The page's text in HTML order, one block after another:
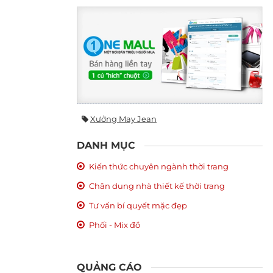
Xưởng May Jean
DANH MỤC
Kiến thức chuyên ngành thời trang
Chân dung nhà thiết kế thời trang
Tư vấn bí quyết mặc đẹp
Phối - Mix đồ
QUẢNG CÁO